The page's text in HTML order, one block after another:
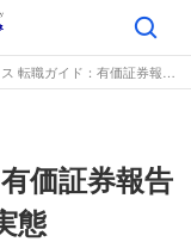
イド：有価証券報告書等から読み解く会社の実態
価証券報告
態